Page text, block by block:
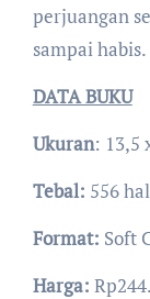
perjuangan
sampai habis.
DATA BUKU
Ukuran: 13,5
Tebal: 556
Format: Soft
Harga: